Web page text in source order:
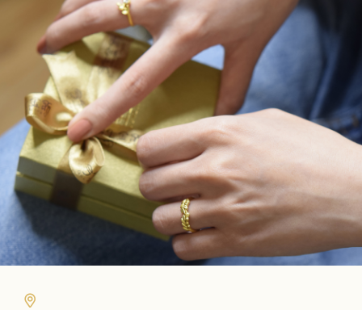
種
款
式。
可
在
面
選
擇
選
項